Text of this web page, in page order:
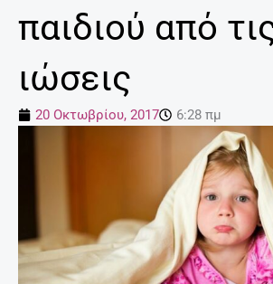
παιδιού από
ιώσεις
20 Οκτωβρίου, 2017 6:28 πμ